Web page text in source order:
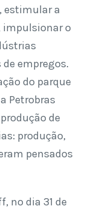
estimular a
impulsionar o
empregos.
do parque
Petrobras
de
produção,
pensados
no dia 31 de